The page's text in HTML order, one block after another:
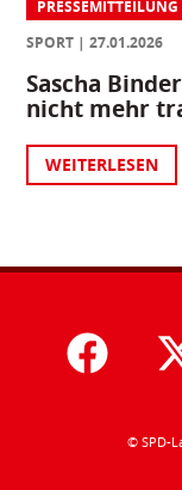
PRESSEMITTEILUNG
SPORT
27.01.2026
Sascha
nicht mehr
WEITERLESEN
© SPD-